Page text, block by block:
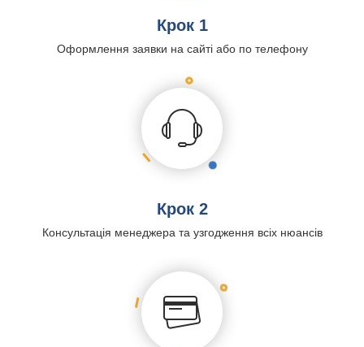
Крок 1
Оформлення заявки на сайті або по телефону
Крок 2
Консультація менеджера та узгодження всіх нюансів